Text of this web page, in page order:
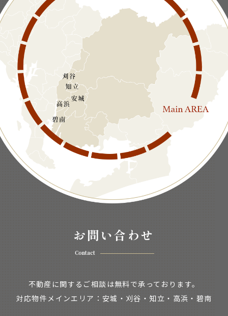
お問い合わせ
Contact
不動産に関するご相談は無料で承っております。
対応物件メインエリア：安城・刈谷・知立・ 高浜・碧南